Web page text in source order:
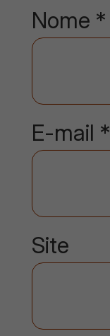
Nome *
E-mail *
Site